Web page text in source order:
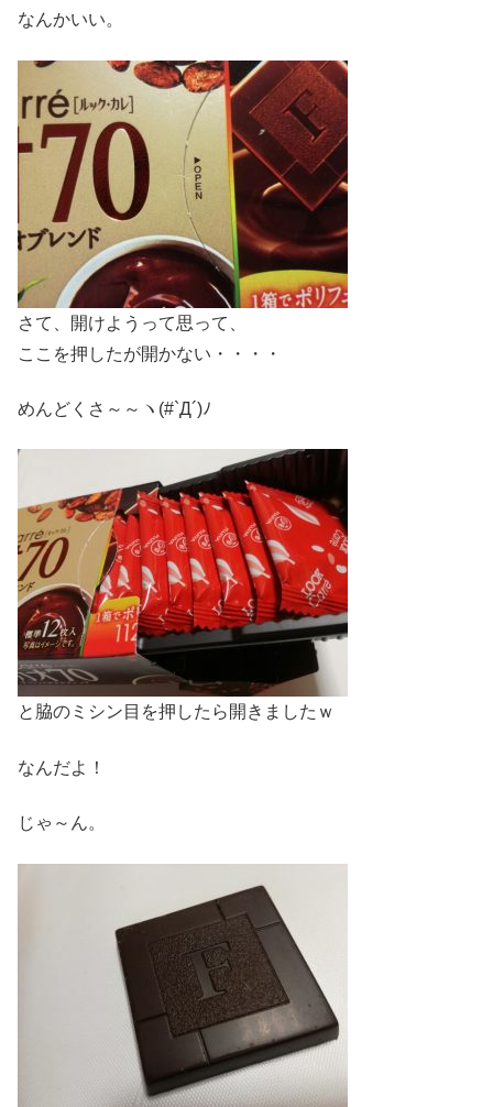
なんかいい。
さて、開けようって思って、
ここを押したが開かない・・・・
めんどくさ～～ヽ(#`Д´)ﾉ
と脇のミシン目を押したら開きましたｗ
なんだよ！
じゃ～ん。